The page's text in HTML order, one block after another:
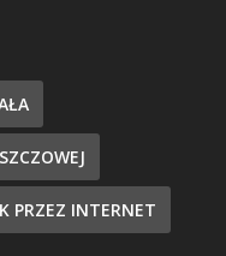
PRZEZ INTERNET